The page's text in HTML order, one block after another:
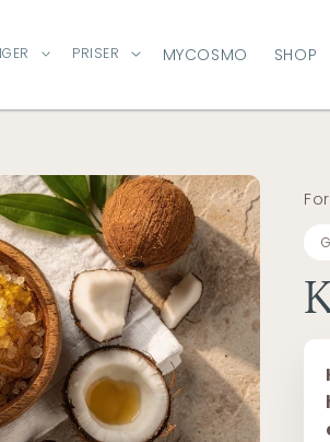
PRISER MYCOSMO SHOP